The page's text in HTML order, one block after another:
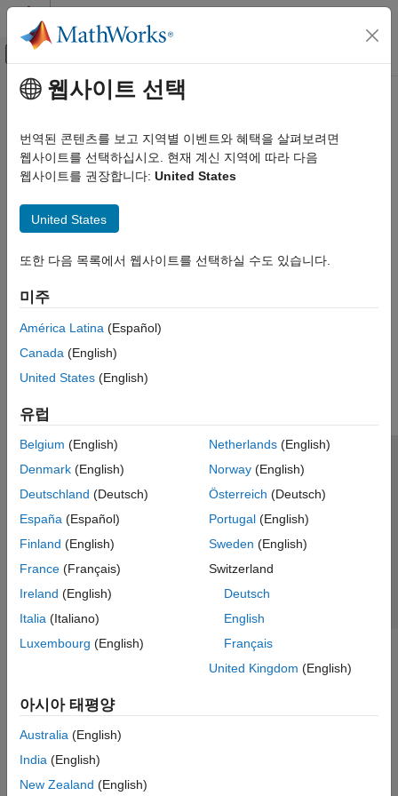
콘텐츠로 바로 가기
오프캔버스 탐색 메뉴 토글
문서 홈
주요 콘텐츠
이 페이지가 얼마나 도움이 되었습니까?
웹사이트 선택
번역된 콘텐츠를 보고 지역별 이벤트와 혜택을 살펴보려면
웹사이트를 선택하십시오. 현재 계신 지역에 따라 다음
웹사이트를 권장합니다: United States
United States
또한 다음 목록에서 웹사이트를 선택하실 수도 있습니다.
미주
América Latina (Español)
Canada (English)
United States (English)
유럽
Belgium (English)
Denmark (English)
Deutschland (Deutsch)
España (Español)
Finland (English)
France (Français)
Ireland (English)
Italia (Italiano)
Luxembourg (English)
Netherlands(English)
Norway(English)
Österreich (Deutsch)
Portugal(English)
Sweden (English)
Switzerland
Deutsch
English
Français
United Kingdom (English)
아시아 태평양
Australia (English)
India (English)
New Zealand (English)
신뢰 센터 등록 상표 개인정보 취급방침
불법 복제 방지
애플리케이션 상태
© 1994-2026 The MathWorks, Inc.